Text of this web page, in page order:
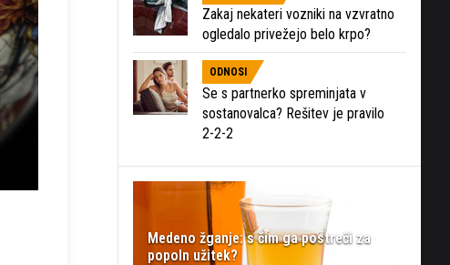
Zakaj nekateri vozniki na vzvratno
ogledalo privežejo belo krpo?
ODNOSI
Se s partnerko spreminjata v
sostanovalca? Rešitev je pravilo
2-2-2
Medeno žganje: s čim ga postreči za
popoln užitek?